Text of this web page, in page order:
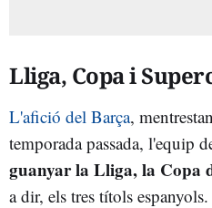
Lliga, Copa i
L'afició del Barça,
temporada passada, l'equip
guanyar la Lliga, la Copa
a dir, els tres títols